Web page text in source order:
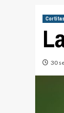
30